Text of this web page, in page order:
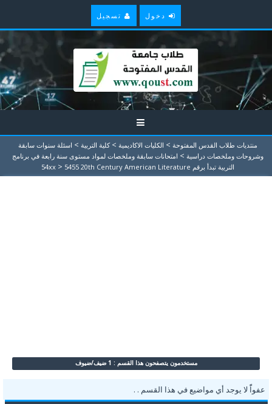
دخول تسجيل
منتديات طلاب القدس المفتوحة > الكليات الاكاديمية > كلية التربية > اسئلة سنوات سابقة
وشروحات وملخصات دراسية > امتحانات سابقة وملخصات لمواد مستوى سنة رابعة في برنامج
التربية تبدأ برقم 54xx
> 5455 20th Century American Literature
مستخدمون يتصفحون هذا القسم : 1 ضيف/ضيوف
عفواًً لا يوجد أي مواضيع في هذا القسم . .